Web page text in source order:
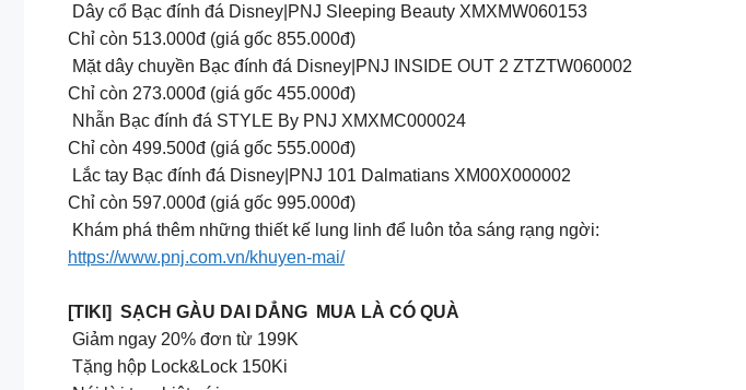
Dây cổ Bạc đính đá Disney|PNJ Sleeping Beauty XMXMW060153
Chỉ còn 513.000đ (giá gốc 855.000đ)
Mặt dây chuyền Bạc đính đá Disney|PNJ INSIDE OUT 2 ZTZTW060002
Chỉ còn 273.000đ (giá gốc 455.000đ)
Nhẫn Bạc đính đá STYLE By PNJ XMXMC000024
Chỉ còn 499.500đ (giá gốc 555.000đ)
Lắc tay Bạc đính đá Disney|PNJ 101 Dalmatians XM00X000002
Chỉ còn 597.000đ (giá gốc 995.000đ)
Khám phá thêm những thiết kế lung linh để luôn tỏa sáng rạng ngời:
https://www.pnj.com.vn/khuyen-mai/
[TIKI] SẠCH GÀU DAI DẲNG MUA LÀ CÓ QUÀ
Giảm ngay 20% đơn từ 199K
Tặng hộp Lock&Lock 150Ki